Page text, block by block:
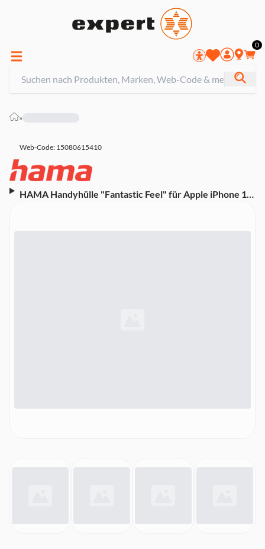
0
»
Web-Code: 15080615410
HAMA Handyhülle "Fantastic Feel" für Apple iPhone 16